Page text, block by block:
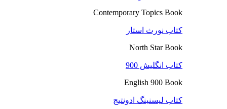
Contemporary Topics Book
کتاب نورث استار
North Star Book
کتاب انگلیش 900
English 900 Book
کتاب لیسنینگ ادونتیج